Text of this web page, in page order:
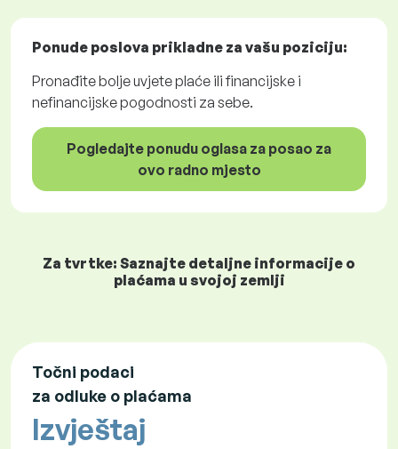
Ponude poslova prikladne za vašu poziciju:
Pronađite bolje uvjete plaće ili financijske i
nefinancijske pogodnosti za sebe.
Pogledajte ponudu oglasa za posao za
ovo radno mjesto
Za tvrtke: Saznajte detaljne informacije o
plaćama u svojoj zemlji
Točni podaci
za odluke o plaćama
Izvještaj